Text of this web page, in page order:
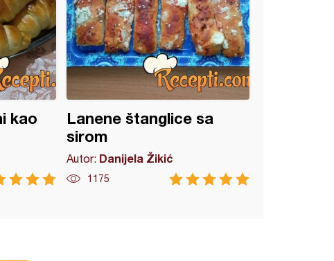
kao
Lanene štanglice sa
sirom
Autor: Danijela Žikić
1175